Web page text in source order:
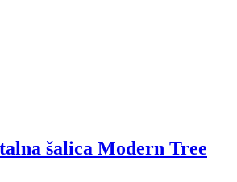
šalica Modern Tree